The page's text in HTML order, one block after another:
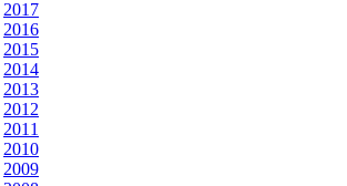
2017
2016
2015
2014
2013
2012
2011
2010
2009